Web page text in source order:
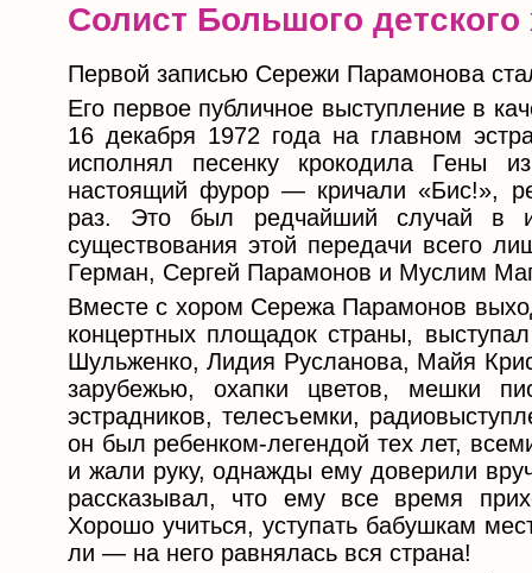
Солист Большого детского
Первой записью Сережи Парамонова
Его первое публичное выступление в
16 декабря 1972 года на главном
исполнял песенку крокодила Гены
настоящий фурор — кричали «Бис!»,
раз. Это был редчайший случай в
существования этой передачи всего
Герман, Сергей Парамонов и Муслим
Вместе с хором Сережа Парамонов
концертных площадок страны,
Шульженко, Лидия Русланова, Майя
зарубежью, охапки цветов, мешки
эстрадников, телесъемки,
он был ребенком-легендой тех лет,
и жали руку, однажды ему доверили
рассказывал, что ему все время
Хорошо учиться, уступать бабушкам
ли — на него равнялась вся страна!